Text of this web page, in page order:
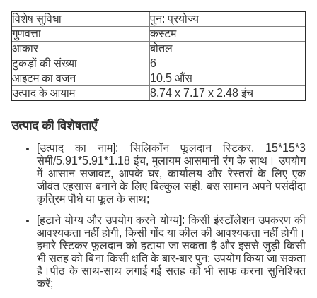
विशेष सुविधा
पुन: प्रयोज्य
गुणवत्ता
कस्टम
आकार
बोतल
टुकड़ों की संख्या
6
आइटम का वजन
10.5 औंस
उत्पाद के आयाम
8.74 x 7.17 x 2.48 इंच
उत्पाद की विशेषताएँ
[उत्पाद का नाम]: सिलिकॉन फूलदान स्टिकर, 15*15*3
सेमी/5.91*5.91*1.18 इंच, मुलायम आसमानी रंग के साथ। उपयोग
में आसान सजावट, आपके घर, कार्यालय और रेस्तरां के लिए एक
जीवंत एहसास बनाने के लिए बिल्कुल सही, बस सामान अपने पसंदीदा
कृत्रिम पौधे या फूल के साथ;
[हटाने योग्य और उपयोग करने योग्य]: किसी इंस्टॉलेशन उपकरण की
आवश्यकता नहीं होगी, किसी गोंद या कील की आवश्यकता नहीं होगी।
हमारे स्टिकर फूलदान को हटाया जा सकता है और इससे जुड़ी किसी
भी सतह को बिना किसी क्षति के बार-बार पुन: उपयोग किया जा सकता
है।पीठ के साथ-साथ लगाई गई सतह को भी साफ करना सुनिश्चित
करें;